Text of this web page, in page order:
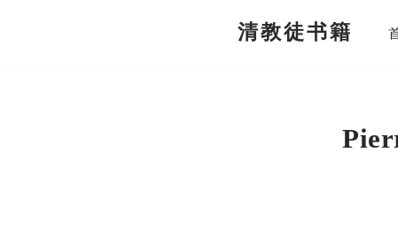
清教徒书籍